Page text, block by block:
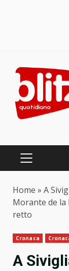
content
PRIMARY
Home » A
Morante de la
retto
Cronaca
A